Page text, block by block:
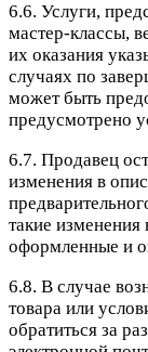
6.6. Услуги,
мастер-классы,
их оказания
случаях по
может быть
предусмотрено
6.7. Продавец
изменения в
такие
оформленные и
6.8. В случае
товара или
обратиться за